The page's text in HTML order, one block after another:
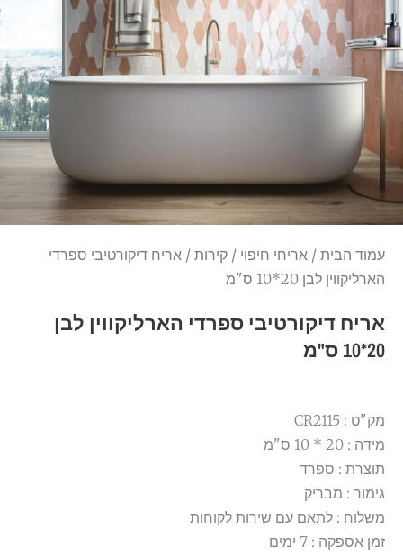
עמוד הבית / אריחי חיפוי / קירות / אריח דיקורטיבי ספרדי
הארליקווין לבן 20*10 ס"מ
אריח דיקורטיבי ספרדי הארליקווין לבן
20*10 ס"מ
מק"ט : CR2115
מידה : 20 * 10 ס"מ
תוצרת : ספרד
גימור : מבריק
משלוח : לתאם עם שירות לקוחות
זמן אספקה : 7 ימים